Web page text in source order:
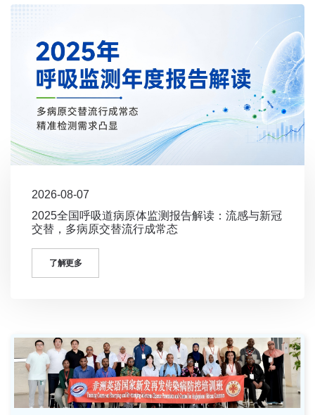
2026-08-07
2025全国呼吸道病原体监测报告解读：流感与新冠
交替，多病原交替流行成常态
了解更多